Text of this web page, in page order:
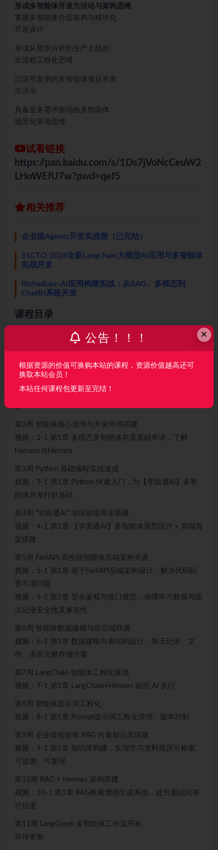
形成多智能体开发方法论与架构思维
掌握多智能体分层架构与模块化
开发设计
形成从需求分析到生产上线的
全流程工程化思维
沉淀可复用的多智能体项目开发
方法论
具备业务需求驱动的多智能体
场景化落地思维
试看链接
https://pan.baidu.com/s/1Ds7jVoNcCeuW2
LHoWEfU7w?pwd=qef5
相关推荐
企业级Agents开发实战营（已完结）
51CTO-2024全新Langchain大模型AI应用与多智能体
实战开发
RichadLee-AI应用构建实战：从RAG、多模态到
ChatBI系统开发
课程目录
第1周 AI 智能体价值解码与项目蓝图绘制
视频：1-1 第1章 多智能体开发特训营–课程概述及学习安
排
视频：1-2 第2章 学面通AI如何让学习面试效率翻倍
视频：1-3 第3章 【学面通AI】多模态多智能体项目需求拆
第2周 智能体核心原理与开发环境搭建
视频：2-1 第1章 多模态多智能体前置基础串讲，了解
Harness与Hermes
第3周 Python 基础编程实战速成
视频：3-1 第1章 Python 快速入门，为【学面通AI】多智
能体开发打好基础
第4周 “学面通AI” 项目前端骨架搭建
视频：4-1 第1章 【学面通AI】多智能体原型设计 + 前端骨
架搭建
第5周 FastAPI 高性能智能体后端架构开发
视频：5-1 第1章 基于FastAPI后端架构设计：解决代码职
责不清问题
视频：5-2 第2章 登录鉴权与接口规范，保障学习数据与面
试记录安全性及兼容性
第6周 智能体数据建模与前后端联调
视频：6-1 第1章 数据建模与表结构设计，聊天记录、文
件、语音完整存储方案
第7周 LangChain 智能体工程化落地
视频：7-1 第1章 LangChain+Hermes 稳控 AI 执行
第8周 智能体提示词工程化
视频：8-1 第1章 Prompt提示词工程化管理、版本控制
第9周 企业级智能体 RAG 向量知识库搭建
视频：9-1 第1章 知识库构建，实现学习资料简历可检索、
可追溯、可复现
第10周 RAG + Hermes 架构搭建
视频：10-1 第1章 RAG检索增强生成系统，提升面试问答
可信度
第11周 LangGraph 多智能体工作流开发
等待更新
×
公告！！！
根据资源的价值可换购本站的课程，资源价值越高还可
换取本站会员！
本站任何课程包更新至完结！